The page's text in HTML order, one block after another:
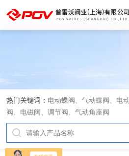
热门关键词： 电动蝶阀、气动蝶阀、电
阀、电磁阀、调节阀、气动角座阀